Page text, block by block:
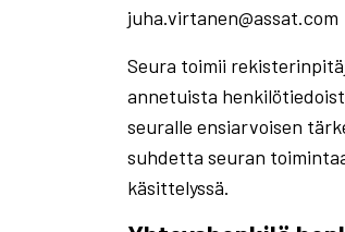
juha.virtanen@assat.com
Seura toimii
annetuista
seuralle ensiarvoisen
suhdetta seuran
käsittelyssä.